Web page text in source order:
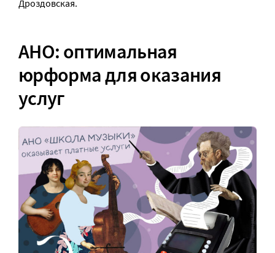
Дроздовская.
АНО: оптимальная
юрформа для оказания
услуг